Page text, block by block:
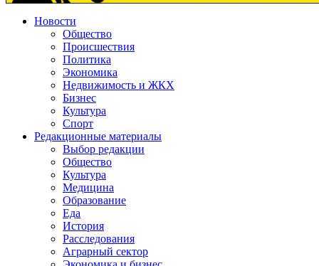
Новости
Общество
Происшествия
Политика
Экономика
Недвижимость и ЖКХ
Бизнес
Культура
Спорт
Редакционные материалы
Выбор редакции
Общество
Культура
Медицина
Образование
Еда
История
Расследования
Аграрный сектор